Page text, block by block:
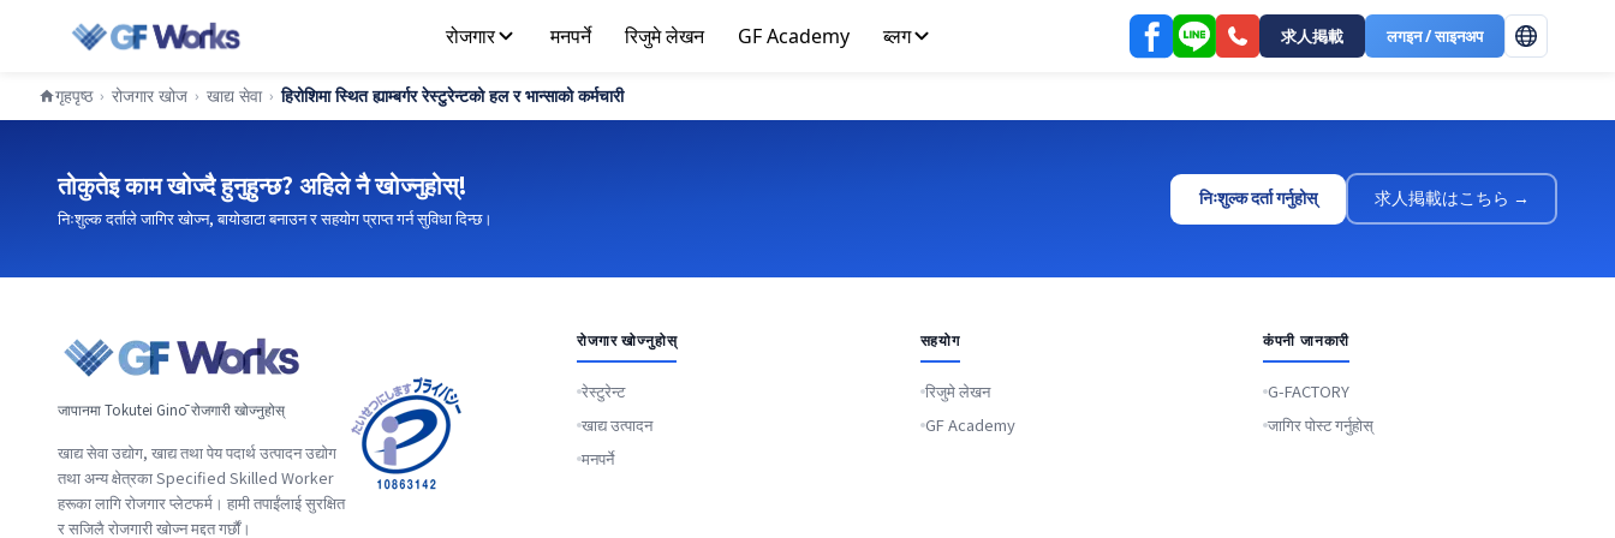
रोजगार मनपर्ने रिजुमे लेखन GF Academy ब्लग 求人掲載 लगइन / साइनअप
गृहपृष्ठ › रोजगार खोज › खाद्य सेवा › हिरोशिमा स्थित ह्याम्बर्गर रेस्टुरेन्टको हल र भान्साको कर्मचारी
तोकुतेइ काम खोज्दै हुनुहुन्छ? अहिले नै खोज्नुहोस्!
निःशुल्क दर्ताले जागिर खोज्न, बायोडाटा बनाउन र सहयोग प्राप्त गर्न सुविधा दिन्छ।
निःशुल्क दर्ता गर्नुहोस् 求人掲載はこちら →
जापानमा Tokutei Ginō रोजगारी खोज्नुहोस्
खाद्य सेवा उद्योग, खाद्य तथा पेय पदार्थ उत्पादन उद्योग
तथा अन्य क्षेत्रका Specified Skilled Worker
हरूका लागि रोजगार प्लेटफर्म। हामी तपाईंलाई सुरक्षित
र सजिलै रोजगारी खोज्न मद्दत गर्छौं।
रोजगार खोज्नुहोस्
रेस्टुरेन्ट
खाद्य उत्पादन
मनपर्ने
सहयोग
रिजुमे लेखन
GF Academy
कंपनी जानकारी
G-FACTORY
जागिर पोस्ट गर्नुहोस्